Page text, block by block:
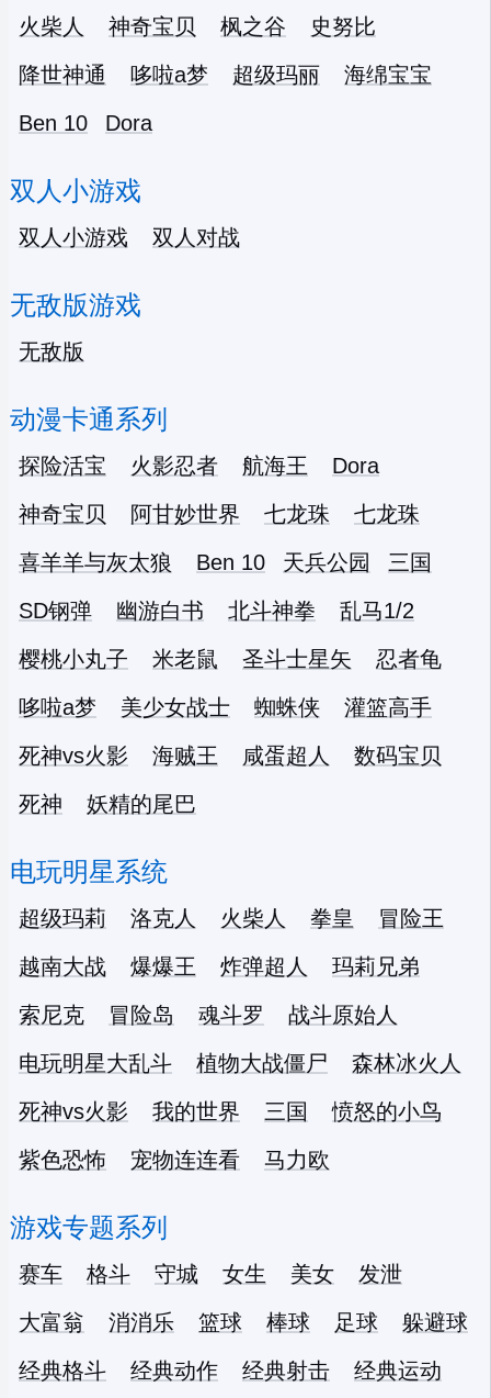
火柴人
神奇宝贝 枫之谷
史努比
降世神通
哆啦a梦 超级玛丽
海绵宝宝
Ben 10
Dora
双人小游戏
双人小游戏 双人对战
无敌版游戏
无敌版
动漫卡通系列
探险活宝 火影忍者 航海王
Dora
神奇宝贝
阿甘妙世界 七龙珠
七龙珠
喜羊羊与灰太狼
Ben 10 天兵公园
三国
SD钢弹
幽游白书 北斗神拳
乱马1/2
樱桃小丸子
米老鼠 圣斗士星矢
忍者龟
哆啦a梦
美少女战士 蜘蛛侠
灌篮高手
死神vs火影
海贼王 咸蛋超人
数码宝贝
死神
妖精的尾巴
电玩明星系统
超级玛莉 洛克人 火柴人 拳皇
冒险王
越南大战
爆爆王 炸弹超人
玛莉兄弟
索尼克
冒险岛 魂斗罗
战斗原始人
电玩明星大乱斗
植物大战僵尸
森林冰火人
死神vs火影
我的世界 三国
愤怒的小鸟
紫色恐怖
宠物连连看 马力欧
游戏专题系列
赛车 格斗 守城 女生 美女
发泄
大富翁
消消乐 篮球 棒球 足球
躲避球
经典格斗
经典动作 经典射击
经典运动